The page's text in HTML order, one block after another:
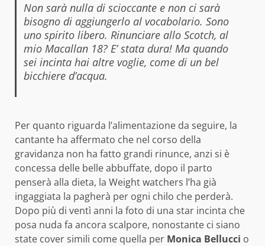
Non sarà nulla di scioccante e non ci sarà
bisogno di aggiungerlo al vocabolario. Sono
uno spirito libero. Rinunciare allo Scotch, al
mio Macallan 18? E’ stata dura! Ma quando
sei incinta hai altre voglie, come di un bel
bicchiere d’acqua.
Per quanto riguarda l’alimentazione da seguire, la
cantante ha affermato che nel corso della
gravidanza non ha fatto grandi rinunce, anzi si è
concessa delle belle abbuffate, dopo il parto
penserà alla dieta, la Weight watchers l’ha già
ingaggiata la pagherà per ogni chilo che perderà.
Dopo più di ventì anni la foto di una star incinta che
posa nuda fa ancora scalpore, nonostante ci siano
state cover simili come quella per Monica Bellucci o